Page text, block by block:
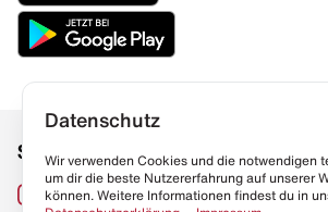
Social Media
Instagram
Links
Sneaker
Datenschutz
Wir verwenden Cookies und die notwendigen
um dir die beste Nutzererfahrung auf unserer
können. Weitere Informationen findest du in